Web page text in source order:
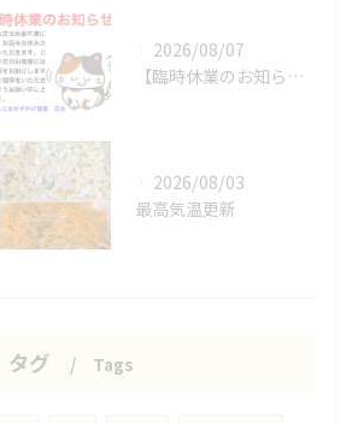
2026/08/07
【臨時休業のお知らせ】
2026/08/03
最高気温更新
タグ Tags